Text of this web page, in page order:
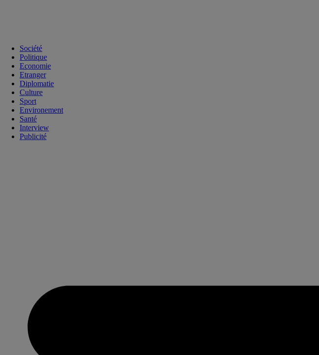
Société
Politique
Economie
Etranger
Diplomatie
Culture
Sport
Environement
Santé
Interview
Publicité